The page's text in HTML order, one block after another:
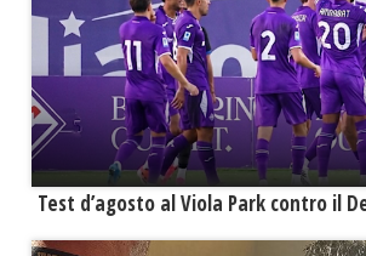
Test d’agosto al Viola Park contro il